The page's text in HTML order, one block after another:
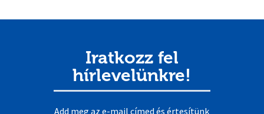
Iratkozz fel
hírlevelünkre!
Add meg az e-mail címed és értesítünk